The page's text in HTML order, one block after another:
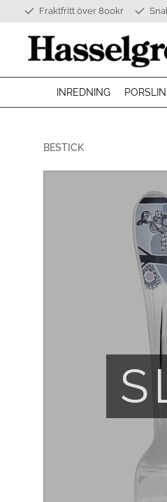
Fraktfritt över 800kr
INREDNING PORSLIN
BESTICK